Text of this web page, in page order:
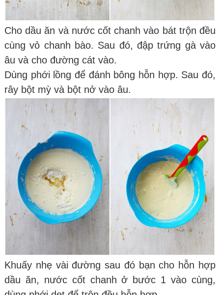
Cho dầu ăn và nước cốt chanh vào bát trộn đều
cùng vỏ chanh bào. Sau đó, đập trứng gà vào
âu và cho đường cát vào.
Dùng phới lồng để đánh bông hỗn hợp. Sau đó,
rây bột mỳ và bột nở vào âu.
Khuấy nhẹ vài đường sau đó bạn cho hỗn hợp
dầu ăn, nước cốt chanh ở bước 1 vào cùng,